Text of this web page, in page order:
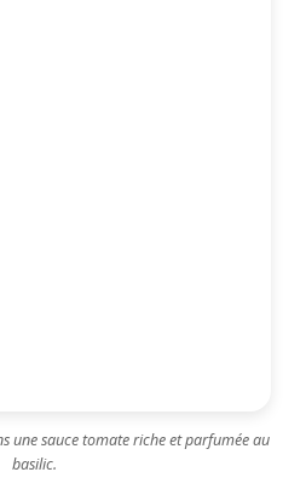
une sauce tomate riche et parfumée au
basilic.